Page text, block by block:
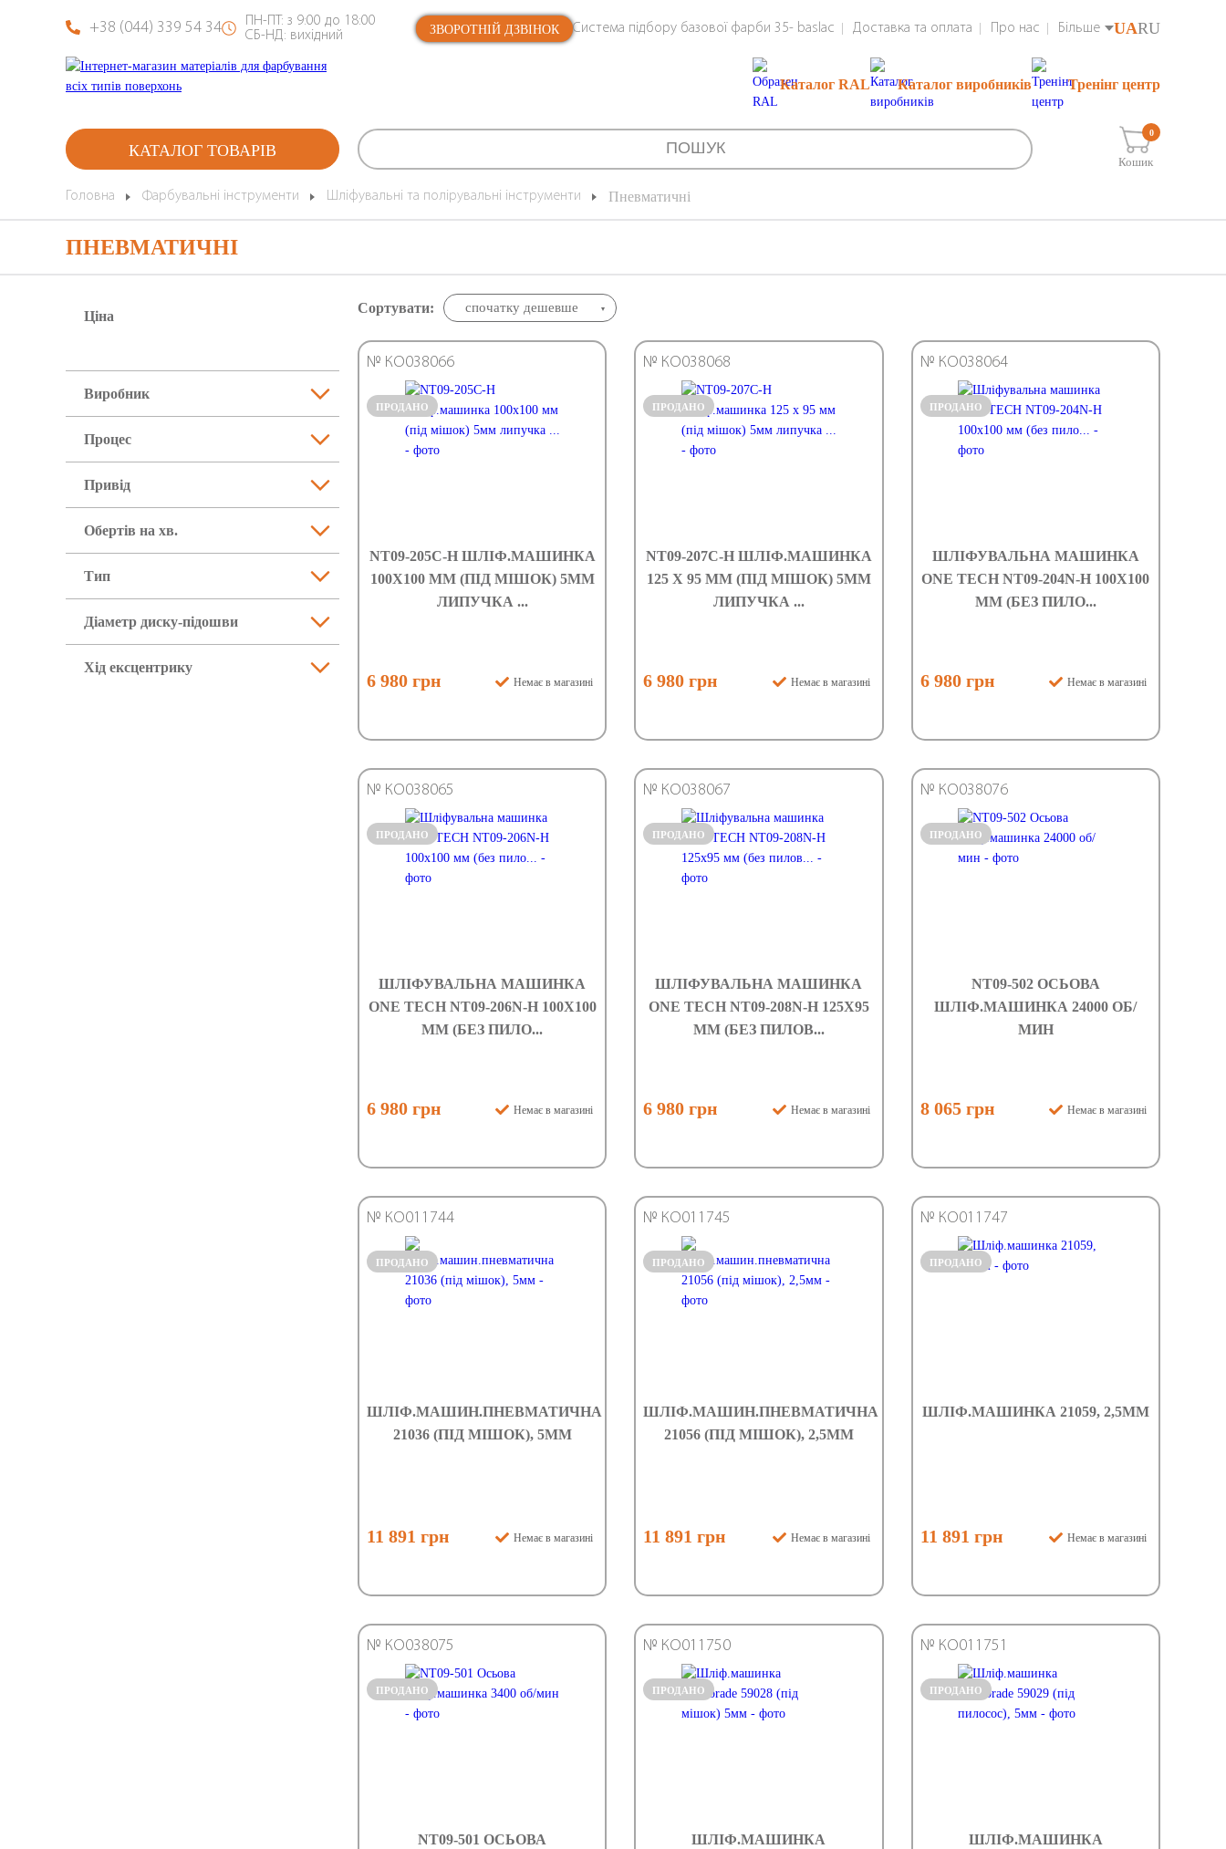
+38 (044) 339 54 34
ПН-ПТ: з 9:00 до 18:00
СБ-НД: вихідний
ЗВОРОТНІЙ ДЗВІНОК Система підбору базової фарби 35- baslac Доставка та оплата Про нас Більше UARU
Каталог RAL Каталог виробників Тренінг центр
КАТАЛОГ ТОВАРІВ
Кошик
0
Головна Фарбувальні інструменти Шліфувальні та полірувальні інструменти Пневматичні
ПНЕВМАТИЧНІ
Ціна
Виробник
Процес
Привід
Обертів на хв.
Тип
Діаметр диску-підошви
Хід ексцентрику
Сортувати: спочатку дешевше
ПРОДАНО
№ КО038066
NT09-205C-H ШЛІФ.МАШИНКА
100X100 ММ (ПІД МІШОК) 5ММ
ЛИПУЧКА ...
6 980 грн Немає в магазині
ПРОДАНО
№ КО038068
NT09-207C-H ШЛІФ.МАШИНКА
125 X 95 ММ (ПІД МІШОК) 5ММ
ЛИПУЧКА ...
6 980 грн Немає в магазині
ПРОДАНО
№ КО038064
ШЛІФУВАЛЬНА МАШИНКА
ONE TECH NT09-204N-H 100X100
ММ (БЕЗ ПИЛО...
6 980 грн Немає в магазині
ПРОДАНО
№ КО038065
ШЛІФУВАЛЬНА МАШИНКА
ONE TECH NT09-206N-H 100X100
ММ (БЕЗ ПИЛО...
6 980 грн Немає в магазині
ПРОДАНО
№ КО038067
ШЛІФУВАЛЬНА МАШИНКА
ONE TECH NT09-208N-H 125X95
ММ (БЕЗ ПИЛОВ...
6 980 грн Немає в магазині
ПРОДАНО
№ КО038076
NT09-502 ОСЬОВА
ШЛІФ.МАШИНКА 24000 ОБ/
МИН
8 065 грн Немає в магазині
ПРОДАНО
№ КО011744
ШЛІФ.МАШИН.ПНЕВМАТИЧНА
21036 (ПІД МІШОК), 5ММ
11 891 грн Немає в магазині
ПРОДАНО
№ КО011745
ШЛІФ.МАШИН.ПНЕВМАТИЧНА
21056 (ПІД МІШОК), 2,5ММ
11 891 грн Немає в магазині
ПРОДАНО
№ КО011747
ШЛІФ.МАШИНКА 21059, 2,5ММ
11 891 грн Немає в магазині
ПРОДАНО
№ КО038075
NT09-501 ОСЬОВА
ПРОДАНО
№ КО011750
ШЛІФ.МАШИНКА
ПРОДАНО
№ КО011751
ШЛІФ.МАШИНКА